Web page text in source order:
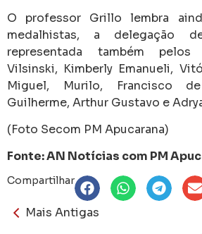
O professor Grillo lembra
medalhistas, a delegação
representada também pelos
Vilsinski, Kimberly Emanueli,
Miguel, Murilo, Francisco
Guilherme, Arthur Gustavo e
(Foto Secom PM Apucarana)
Fonte: AN Notícias com PM
Compartilhar
Mais Antigas